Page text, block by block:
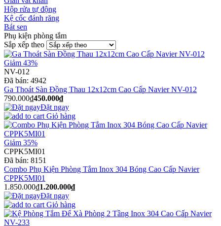
Hộp rửa tự động
Kệ cốc đánh răng
Bát sen
Phụ kiện phòng tắm
Sắp xếp theo
Giảm 43%
NV-012
Đã bán: 4942
Ga Thoát Sàn Đồng Thau 12x12cm Cao Cấp Navier NV-012
790.000₫450.000₫
Đặt ngay
Giỏ hàng
Giảm 35%
CPPK5MI01
Đã bán: 8151
Combo Phụ Kiện Phòng Tắm Inox 304 Bóng Cao Cấp Navier
CPPK5MI01
1.850.000₫1.200.000₫
Đặt ngay
Giỏ hàng